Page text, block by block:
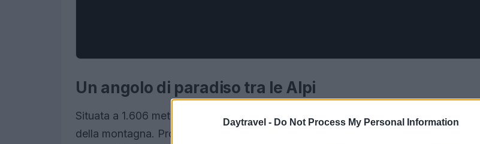
Daytravel - Do Not Process My Personal Information
Un angolo di paradiso tra le Alpi
Situata a 1.606 metri d’altitudine, Zermatt è una delle mete più ambite per gli amanti
della montagna. Protetta dalle Alpi, questa località incantevole è famosa per il suo